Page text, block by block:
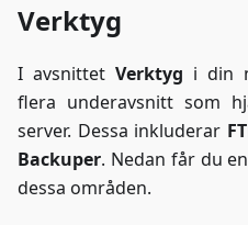
Verktyg
I avsnittet Verktyg i din
flera underavsnitt som
server. Dessa inkluderar
Backuper. Nedan får du
dessa områden.